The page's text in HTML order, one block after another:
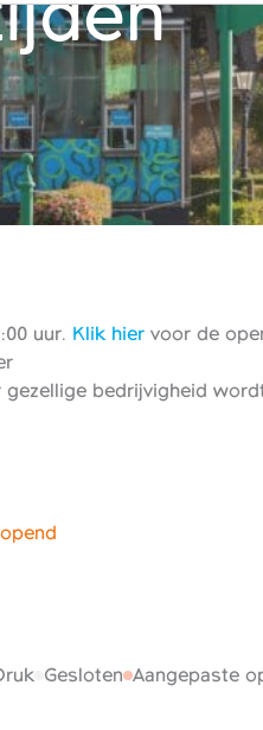
uur. Klik hiervoor de
bedrijvigheid
Aangepaste
Gesloten